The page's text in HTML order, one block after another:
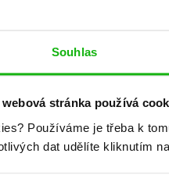
Souhlas
webová stránka používá
Používáme je třeba k
dat udělíte kliknutím